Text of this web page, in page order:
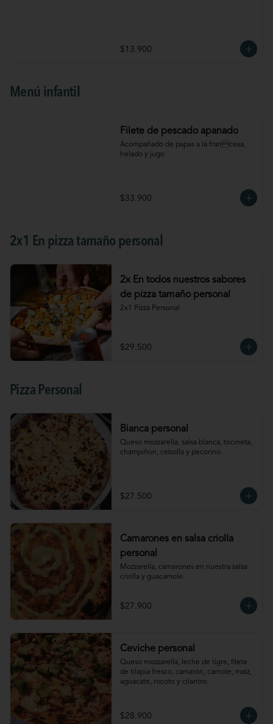
$13.900
Menú infantil
Filete de pescado apanado
Acompañado de papas a la francesa,
helado y jugo
$33.900
2x1 En pizza tamaño personal
2x En todos nuestros sabores
de pizza tamaño personal
2x1 Pizza Personal
$29.500
Pizza Personal
Bianca personal
Queso mozzarella, salsa blanca, tocineta,
champiñon, cebolla y pecorino.
$27.500
Camarones en salsa criolla
personal
Mozzarella, camarones en nuestra salsa
criolla y guacamole.
$27.900
Ceviche personal
Queso mozzarella, leche de tigre, filete
de tilapia fresco, camarón, camote, maíz,
aguacate, rocoto y cilantro.
$28.900